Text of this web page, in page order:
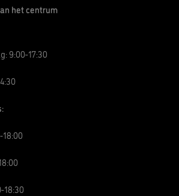
het centrum
9:00-17:30
18:00
18:30